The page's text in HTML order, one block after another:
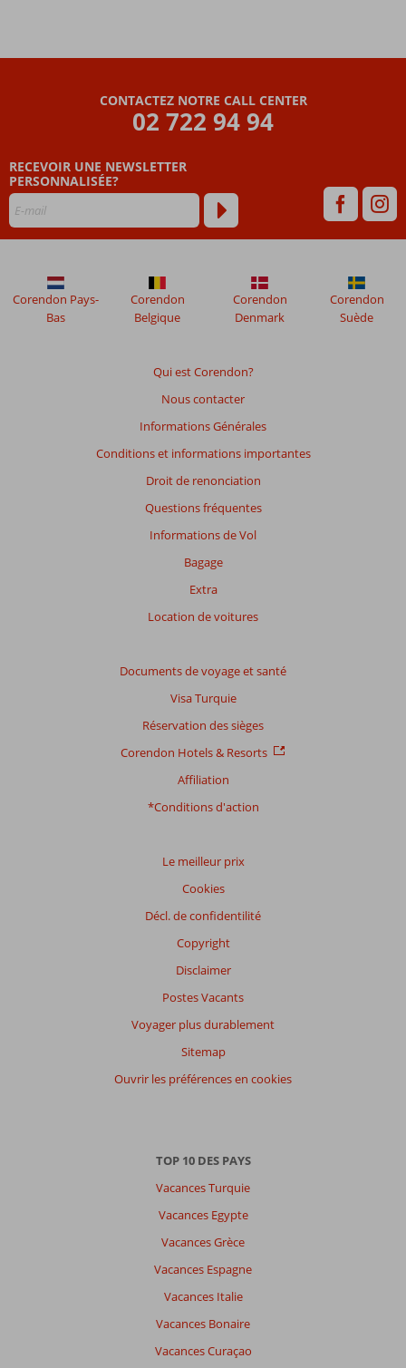
CONTACTEZ NOTRE CALL CENTER
02 722 94 94
RECEVOIR UNE NEWSLETTER
PERSONNALISÉE?
Qui est Corendon?
Nous contacter
Informations Générales
Conditions et informations importantes
Droit de renonciation
Questions fréquentes
Informations de Vol
Bagage
Extra
Location de voitures
Documents de voyage et santé
Visa Turquie
Réservation des sièges
Corendon Hotels & Resorts
Affiliation
*Conditions d'action
Le meilleur prix
Cookies
Décl. de confidentilité
Copyright
Disclaimer
Postes Vacants
Voyager plus durablement
Sitemap
Ouvrir les préférences en cookies
Corendon Pays-
Bas
Corendon
Belgique
Corendon
Denmark
Corendon
Suède
TOP 10 DES PAYS
Vacances Turquie
Vacances Egypte
Vacances Grèce
Vacances Espagne
Vacances Italie
Vacances Bonaire
Vacances Curaçao